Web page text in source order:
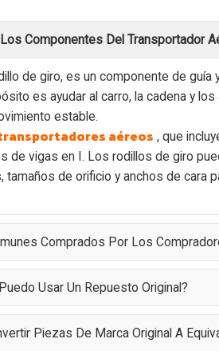
Componentes Del Transportador
de giro, es un componente de
es ayudar al carro, la cadena y
estable.
aéreos , que
de vigas en I. Los rodillos de giro
de orificio y anchos de cara
Comprados Por Los
Usar Un Repuesto Original?
Piezas De Marca Original A